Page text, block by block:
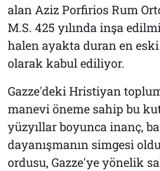
alan Aziz Porfirios Rum
M.S. 425 yılında inşa
halen ayakta duran en
olarak kabul ediliyor.
Gazze'deki Hristiyan
manevi öneme sahip bu
yüzyıllar boyunca inanç,
dayanışmanın simgesi
ordusu, Gazze'ye yönelik